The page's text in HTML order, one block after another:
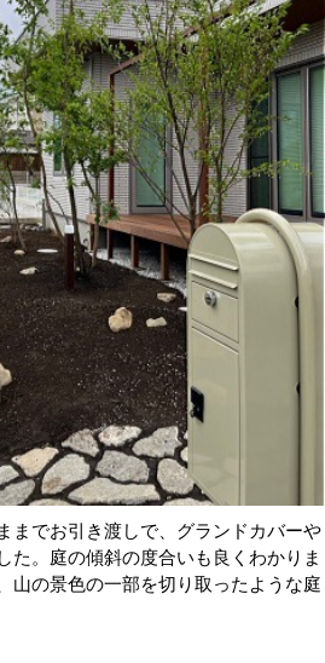
までお引き渡しで、グランドカバーや
た。庭の傾斜の度合いも良くわかりま
山の景色の一部を切り取ったような庭